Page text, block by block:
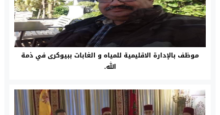
موظف بالإدارة الاقليمية للمياه و الغابات ببيوكرى في ذمة
الله.